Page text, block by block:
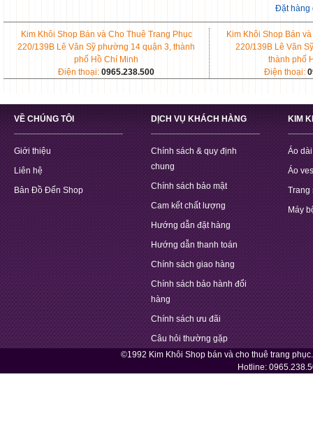
Đặt hàng
Kim Khôi Shop Bán và Cho Thuê Trang Phục
220/139B Lê Văn Sỹ phường 14 quận 3, thành
phố Hồ Chí Minh
Điện thoại: 0965.238.500
Kim Khôi Shop Bán
220/139B Lê Văn
thành phố
Điện thoại:
VỀ CHÚNG TÔI
Giới thiệu
Liên hệ
Bản Đồ Đến Shop
DỊCH VỤ KHÁCH HÀNG
Chính sách & quy định
chung
Chính sách bảo mật
Cam kết chất lượng
Hướng dẫn đặt hàng
Hướng dẫn thanh toán
Chính sách giao hàng
Chính sách bảo hành đổi
hàng
Chính sách ưu đãi
Câu hỏi thường gặp
KIM
Áo
Áo
Trang
Máy
©1992 Kim Khôi Shop bán và cho thuê trang
Hotline: